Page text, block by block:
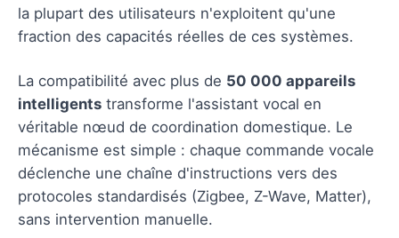
la plupart des utilisateurs n'exploitent qu'une
fraction des capacités réelles de ces systèmes.
La compatibilité avec plus de 50 000 appareils
intelligents transforme l'assistant vocal en
véritable nœud de coordination domestique. Le
mécanisme est simple : chaque commande vocale
déclenche une chaîne d'instructions vers des
protocoles standardisés (Zigbee, Z-Wave, Matter),
sans intervention manuelle.